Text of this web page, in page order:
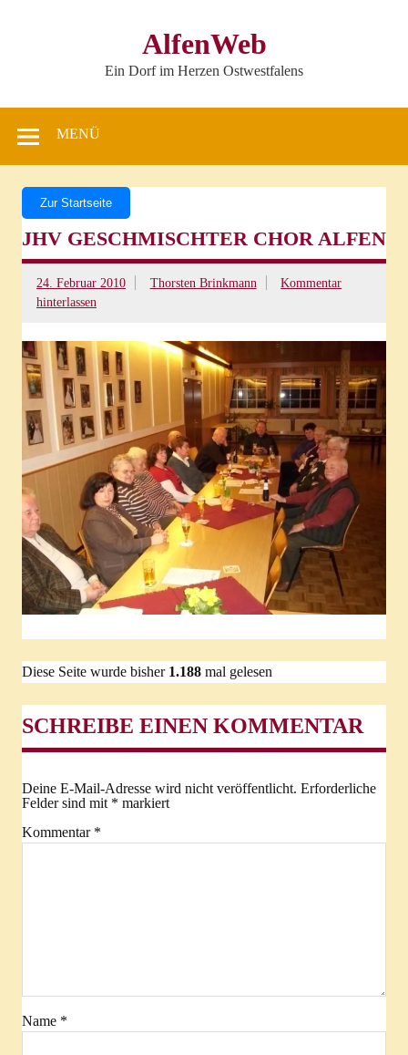
AlfenWeb
Ein Dorf im Herzen Ostwestfalens
MENÜ
Zur Startseite
JHV GESCHMISCHTER CHOR ALFEN
24. Februar 2010 Thorsten Brinkmann
Kommentar
hinterlassen
Diese Seite wurde bisher1.188 mal gelesen
SCHREIBE EINEN KOMMENTAR
Deine E-Mail-Adresse wird nicht veröffentlicht. Erforderliche
Felder sind mit * markiert
Kommentar *
Name *